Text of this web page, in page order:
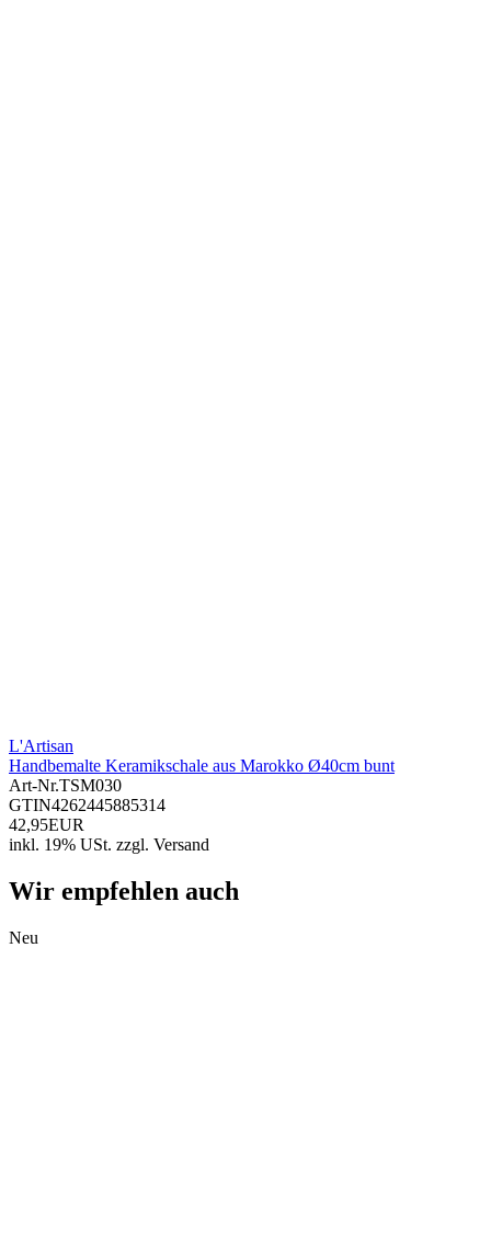
L'Artisan
Handbemalte Keramikschale aus Marokko Ø40cm bunt
Art-Nr.TSM030
GTIN4262445885314
42,95EUR
inkl. 19% USt. zzgl. Versand
Wir empfehlen auch
Neu